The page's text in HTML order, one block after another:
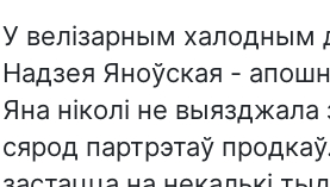
У велізарным
Надзея Яноўская -
Яна ніколі не
сярод партрэтаў